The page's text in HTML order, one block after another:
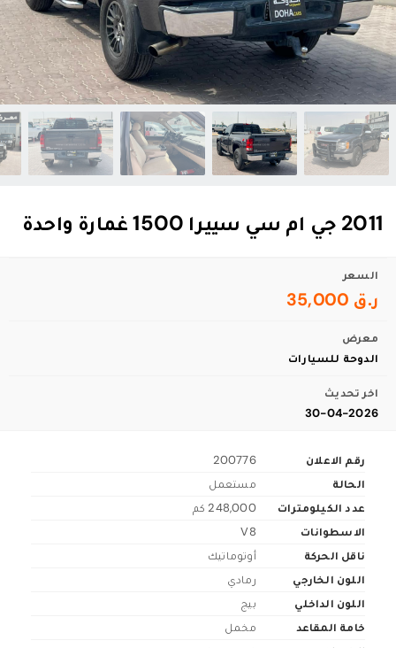
2011 جي ام سي سييرا 1500 غمارة واحدة
السعر
ر.ق 35,000
معرض
الدوحة للسيارات
اخر تحديث
30-04-2026
رقم الاعلان
200776
الحالة
مستعمل
عدد الكيلومترات
248,000 كم
الاسطوانات
V8
ناقل الحركة
أوتوماتيك
اللون الخارجي
رمادي
اللون الداخلي
بيج
خامة المقاعد
مخمل